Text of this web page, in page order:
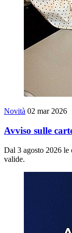
Novità 02 mar 2026
Avviso sulle
Dal 3 agosto 2026 le
valide.